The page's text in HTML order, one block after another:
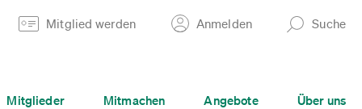
Mitglied werden Anmelden Suche
Mitglieder Mitmachen Angebote Über uns